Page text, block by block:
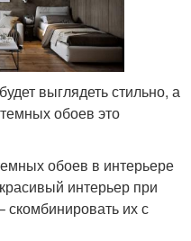
выглядеть стильно, а
обоев это
обоев в интерьере
интерьер при
их с